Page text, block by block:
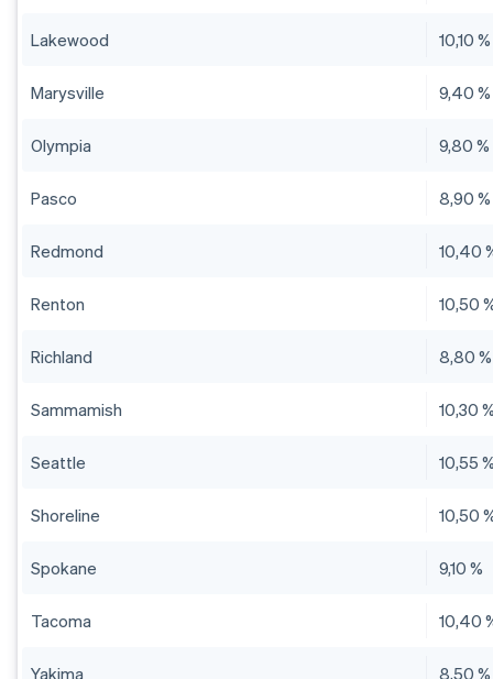
Lakewood 10,10 %
Marysville 9,40 %
Olympia 9,80 %
Pasco 8,90 %
Redmond 10,40
Renton 10,50
Richland 8,80 %
Sammamish 10,30
Seattle 10,55
Shoreline 10,50
Spokane 9,10 %
Tacoma 10,40
Yakima 8,50 %